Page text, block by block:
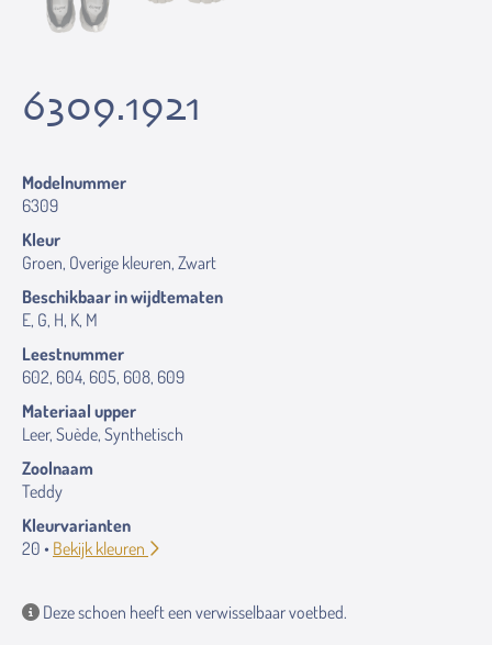
6309.1921
Modelnummer
6309
Kleur
Groen, Overige kleuren, Zwart
Beschikbaar in wijdtematen
E, G, H, K, M
Leestnummer
602, 604, 605, 608, 609
Materiaal upper
Leer, Suède, Synthetisch
Zoolnaam
Teddy
Kleurvarianten
20 • Bekijk kleuren
Deze schoen heeft een verwisselbaar voetbed.